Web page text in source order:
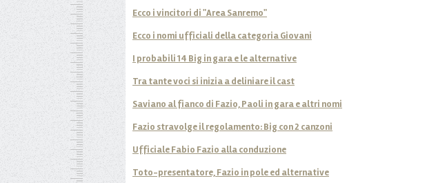
Ecco i vincitori di "Area Sanremo"
Ecco i nomi ufficiali della categoria Giovani
I probabili 14 Big in gara e le alternative
Tra tante voci si inizia a deliniare il cast
Saviano al fianco di Fazio, Paoli in gara e altri nomi
Fazio stravolge il regolamento: Big con 2 canzoni
Ufficiale Fabio Fazio alla conduzione
Toto-presentatore, Fazio in pole ed alternative